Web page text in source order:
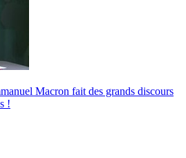
Macron fait des grands discours
!